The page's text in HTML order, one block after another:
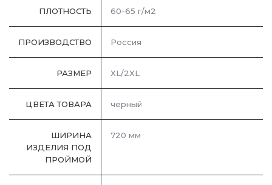
ПЛОТНОСТЬ 60-65 г/м2
ПРОИЗВОДСТВО Россия
РАЗМЕР XL/2XL
ЦВЕТА ТОВАРА черный
ШИРИНА
ИЗДЕЛИЯ ПОД
ПРОЙМОЙ
720 мм